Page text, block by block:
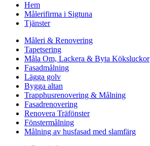
Hem
Målerifirma i Sigtuna
Tjänster
Måleri & Renovering
Tapetsering
Måla Om, Lackera & Byta Köksluckor
Fasadmålning
Lägga golv
Bygga altan
Trapphusrenovering & Målning
Fasadrenovering
Renovera Träfönster
Fönstermålning
Målning av husfasad med slamfärg